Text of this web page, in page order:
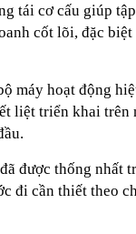
tái cơ cấu giúp
cốt lõi, đặc
máy hoạt động
liệt triển khai
được thống nhất
đi cần thiết theo